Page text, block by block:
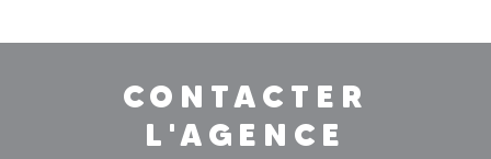
CONTACTER
L'AGENCE